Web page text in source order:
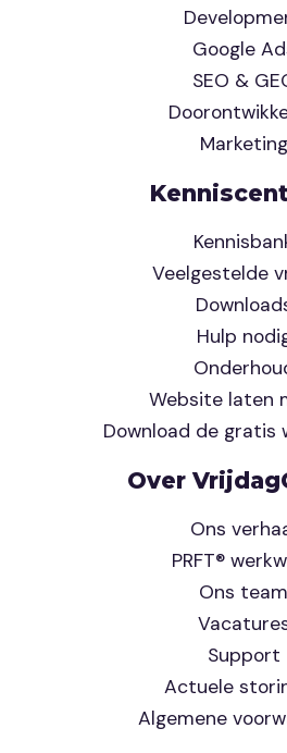
Google
SEO &
Marketing
Veelgestelde
Hulp
Website laten
Download de gratis
Over
Ons
PRFT®
Ons team
Support
Actuele
Algemene